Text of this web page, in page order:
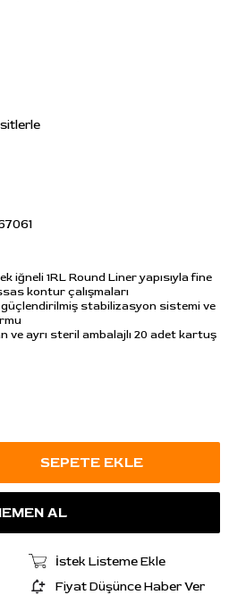
iğneli 1RL Round Liner yapısıyla fine
kontur çalışmaları
güçlendirilmiş stabilizasyon sistemi ve
ve ayrı steril ambalajlı 20 adet kartuş
İstek Listeme Ekle
Fiyat Düşünce Haber Ver